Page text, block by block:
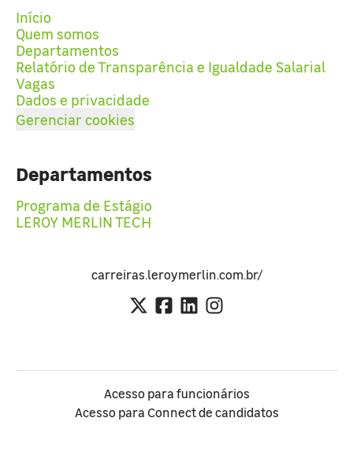
Início
Quem somos
Departamentos
Relatório de Transparência e Igualdade Salarial
Vagas
Dados e privacidade
Gerenciar cookies
Departamentos
Programa de Estágio
LEROY MERLIN TECH
carreiras.leroymerlin.com.br/
Acesso para funcionários
Acesso para Connect de candidatos